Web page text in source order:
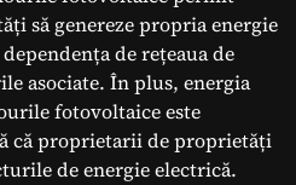
să genereze propria energie
de rețeaua de
asociate. În plus, energia
fotovoltaice este
că proprietarii de proprietăți
de energie electrică.